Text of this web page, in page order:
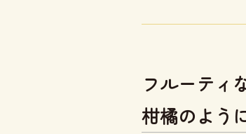
フルーティ
柑橘のよう